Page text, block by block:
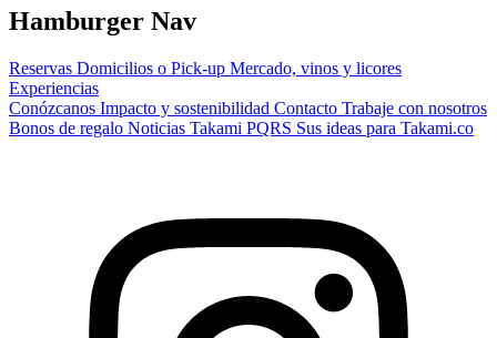
Hamburger Nav
Reservas Domicilios o Pick-up Mercado, vinos y licores
Experiencias
Conózcanos Impacto y sostenibilidad Contacto Trabaje con nosotros
Bonos de regalo Noticias Takami PQRS Sus ideas para Takami.co